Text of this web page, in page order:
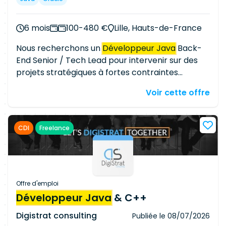
6 mois 100-480 €
Lille, Hauts-de-France
Nous recherchons un Développeur Java Back-
End Senior / Tech Lead pour intervenir sur des
projets stratégiques à fortes contraintes
développement d'applications Java, à la
techniques. Il accompagnera les équipes en tant
que référent technique et contribuera à la
qualité des développements. Une solide maîtrise
de Java, Spring, Oracle, GitLab CI et Jira est
requise, avec une expérience des API REST/SOAP
appréciée.
Voir cette offre
CDI Freelance
Offre d'emploi
Développeur Java & C++
Digistrat consulting Publiée le 08/07/2026